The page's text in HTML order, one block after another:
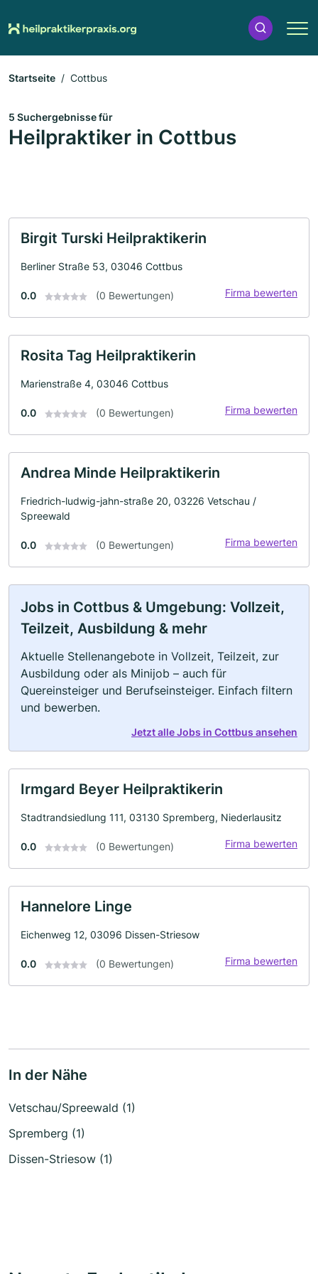
Startseite Cottbus
5 Suchergebnisse für
Heilpraktiker in Cottbus
Birgit Turski Heilpraktikerin
Berliner Straße 53, 03046 Cottbus
0.0 (0 Bewertungen) Firma bewerten
Rosita Tag Heilpraktikerin
Marienstraße 4, 03046 Cottbus
0.0 (0 Bewertungen) Firma bewerten
Andrea Minde Heilpraktikerin
Friedrich-ludwig-jahn-straße 20, 03226 Vetschau /
Spreewald
0.0 (0 Bewertungen) Firma bewerten
Jobs in Cottbus & Umgebung: Vollzeit,
Teilzeit, Ausbildung & mehr
Aktuelle Stellenangebote in Vollzeit, Teilzeit, zur
Ausbildung oder als Minijob – auch für
Quereinsteiger und Berufseinsteiger. Einfach filtern
und bewerben.
Jetzt alle Jobs in Cottbus ansehen
Irmgard Beyer Heilpraktikerin
Stadtrandsiedlung 111, 03130 Spremberg, Niederlausitz
0.0 (0 Bewertungen) Firma bewerten
Hannelore Linge
Eichenweg 12, 03096 Dissen-Striesow
0.0 (0 Bewertungen) Firma bewerten
In der Nähe
Vetschau/Spreewald (1)
Spremberg (1)
Dissen-Striesow (1)